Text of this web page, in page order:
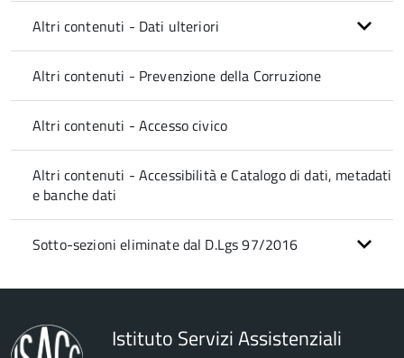
Altri contenuti - Dati ulteriori
Altri contenuti - Prevenzione della Corruzione
Altri contenuti - Accesso civico
Altri contenuti - Accessibilità e Catalogo di dati, metadati
e banche dati
Sotto-sezioni eliminate dal D.Lgs 97/2016
Istituto Servizi Assistenziali